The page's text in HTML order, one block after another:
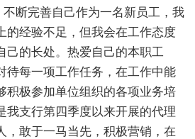
断完善自己作为一名新员工，我
的经验不足，但我会在工作态度
己的长处。热爱自己的本职工
待每一项工作任务，在工作中能
积极参加单位组织的各项业务培
我支行第四季度以来开展的代理
，敢于一马当先，积极营销，在